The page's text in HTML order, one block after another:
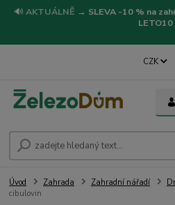
🔊 AKTUÁLNĚ → SLEVA -10 % na
LETO10
CZK
Úvod Zahrada Zahradní nářadí
cibulovin